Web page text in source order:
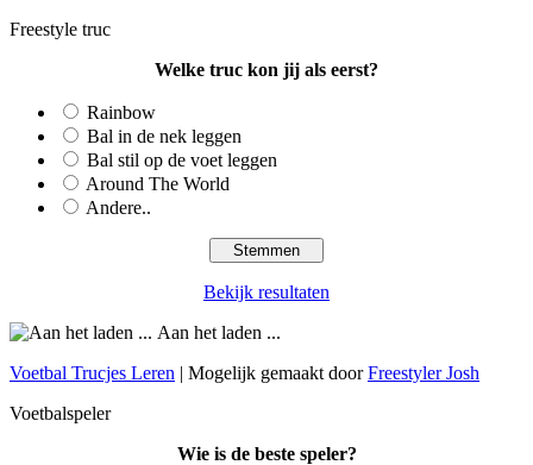
Freestyle truc
Welke truc kon jij als eerst?
Rainbow
Bal in de nek leggen
Bal stil op de voet leggen
Around The World
Andere..
Bekijk resultaten
Aan het laden ...
Voetbal Trucjes Leren | Mogelijk gemaakt doorFreestyler Josh
Voetbalspeler
Wie is de beste speler?